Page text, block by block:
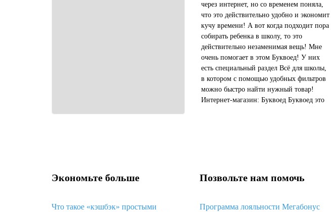
через интернет, но со временем поняла,
что это действительно удобно и экономит
кучу времени! А вот когда подходит пора
собирать ребенка в школу, то это
действительно незаменимая вещь! Мне
очень помогает в этом Буквоед! У них
есть специальный раздел Всё для школы,
в котором с помощью удобных фильтров
можно быстро найти нужный товар!
Интернет-магазин: Буквоед Буквоед это
Экономьте больше
Что такое «кэшбэк» простыми
Позвольте нам помочь
Программа лояльности Мегабонус